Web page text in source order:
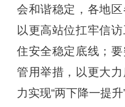
会和谐稳定，各地
以更高站位扛牢信
住安全稳定底线；
管用举措，以更大
力实现“两下降一提